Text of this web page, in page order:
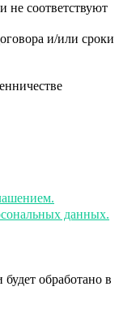
не соответствуют
и/или сроки
данных.
обработано в